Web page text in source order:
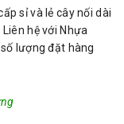
sỉ và lẻ cây nối dài
hệ với Nhựa
lượng đặt hàng